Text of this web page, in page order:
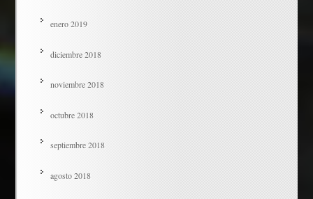
enero 2019
diciembre 2018
noviembre 2018
octubre 2018
septiembre 2018
agosto 2018